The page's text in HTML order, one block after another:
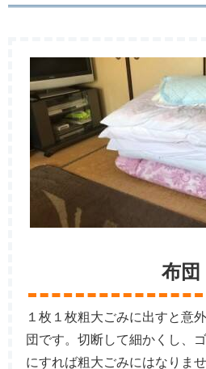
布団
１枚１枚粗大ごみに出すと意
団です。切断して細かくし、
にすれば粗大ごみにはなりま